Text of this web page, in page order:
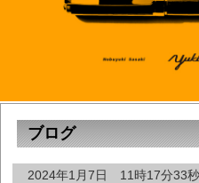
ブログ
2024年1月7日 11時17分33